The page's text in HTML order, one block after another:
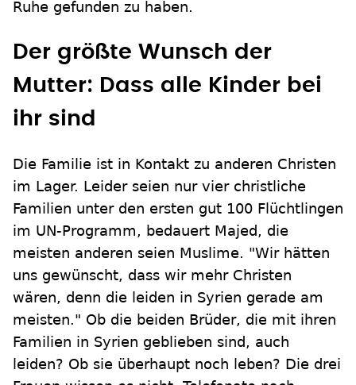
Ruhe gefunden zu haben.
Der größte Wunsch der
Mutter: Dass alle Kinder bei
ihr sind
Die Familie ist in Kontakt zu anderen Christen
im Lager. Leider seien nur vier christliche
Familien unter den ersten gut 100 Flüchtlingen
im UN-Programm, bedauert Majed, die
meisten anderen seien Muslime. "Wir hätten
uns gewünscht, dass wir mehr Christen
wären, denn die leiden in Syrien gerade am
meisten." Ob die beiden Brüder, die mit ihren
Familien in Syrien geblieben sind, auch
leiden? Ob sie überhaupt noch leben? Die drei